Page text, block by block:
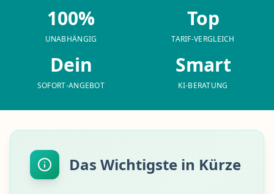
100%
UNABHÄNGIG
Top
TARIF-VERGLEICH
Dein
SOFORT-ANGEBOT
Smart
KI-BERATUNG
Das Wichtigste in Kürze